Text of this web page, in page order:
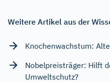
Weitere Artikel aus der
Knochenwachstum:
Nobelpreisträger: Hilft
Umweltschutz?